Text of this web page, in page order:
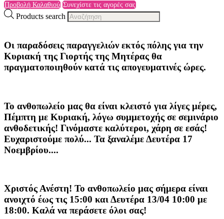
Προβολή Καλαθιού Συνεχίστε τις αγορές σας
Products search
Οι παραδόσεις παραγγελιώνεκτός πόλης για την
Κυριακή της Γιορτής της Μητέρας θα
πραγματοποιηθούν κατά τις απογευματινές ώρες.
Το ανθοπωλείο μας θα είναι κλειστό για λίγες μέρες,
Πέμπτη με Κυριακή, λόγω συμμετοχής σε σεμινάριο
ανθοδετικής! Γινόμαστε καλύτεροι, χάρη σε εσάς!
Ευχαριστούμε πολύ... Τα ξαναλέμε Δευτέρα 17
Νοεμβρίου....
Χριστός Ανέστη! Το ανθοπωλείο μας σήμερα είναι
ανοιχτό έως τις 15:00 και Δευτέρα 13/04 10:00 με
18:00. Καλά να περάσετε όλοι σας!